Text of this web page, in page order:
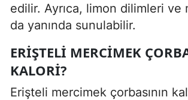
edilir. Ayrıca, limon dilimleri ve
da yanında sunulabilir.
ERIŞTELI MERCIMEK
KALORI?
Erişteli mercimek çorbasının